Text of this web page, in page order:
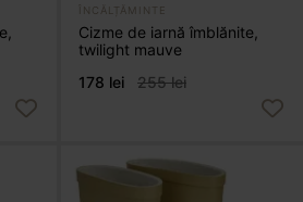
ÎNCĂLȚĂMINTE
Cizme de iarnă îmblănite,
twilight mauve
178 lei
255 lei